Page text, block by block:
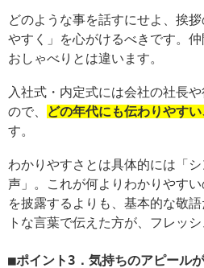
どのような事を話すにせよ、挨
やすく」を心がけるべきです。
おしゃべりとは違います。
入社式・内定式には会社の社長
ので、
どの年代にも伝わりやす
す。
わかりやすさとは具体的には「
声」。これが何よりわかりやす
を披露するよりも、基本的な敬
トな言葉で伝えた方が、フレッシ
ポイント3．気持ちのアピールが